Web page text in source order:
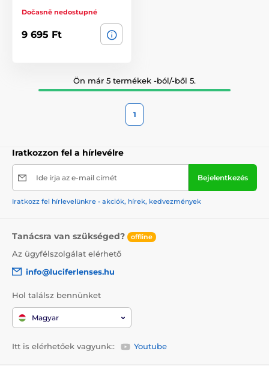
Dočasně nedostupné
9 695 Ft
Ön már 5 termékek -ból/-ből 5.
1
Iratkozzon fel a hírlevélre
Ide írja az e-mail címét Bejelentkezés
Iratkozz fel hírlevelünkre - akciók, hírek, kedvezmények
Tanácsra van szükséged? offline
Az ügyfélszolgálat elérhető
info@luciferlenses.hu
Hol találsz bennünket
Magyar
Itt is elérhetőek vagyunk:: Youtube